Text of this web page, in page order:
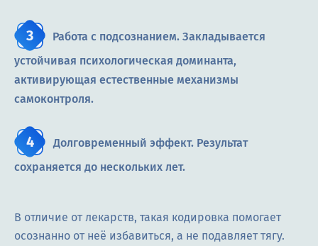
Работа с подсознанием. Закладывается
устойчивая психологическая доминанта,
активирующая естественные механизмы
самоконтроля.
Долговременный эффект. Результат
сохраняется до нескольких лет.
В отличие от лекарств, такая кодировка помогает
осознанно от неё избавиться, а не подавляет тягу.